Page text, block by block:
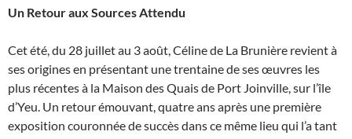
Un Retour aux Sources Attendu
Cet été, du 28 juillet au 3 août, Céline de La Brunière revient à
ses origines en présentant une trentaine de ses œuvres les
plus récentes à la Maison des Quais de Port Joinville, sur l’île
d’Yeu. Un retour émouvant, quatre ans après une première
exposition couronnée de succès dans ce même lieu qui l’a tant